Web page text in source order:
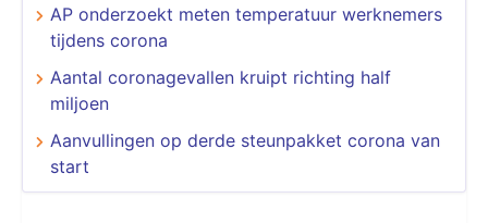
AP onderzoekt meten temperatuur werknemers
tijdens corona
Aantal coronagevallen kruipt richting half
miljoen
Aanvullingen op derde steunpakket corona van
start